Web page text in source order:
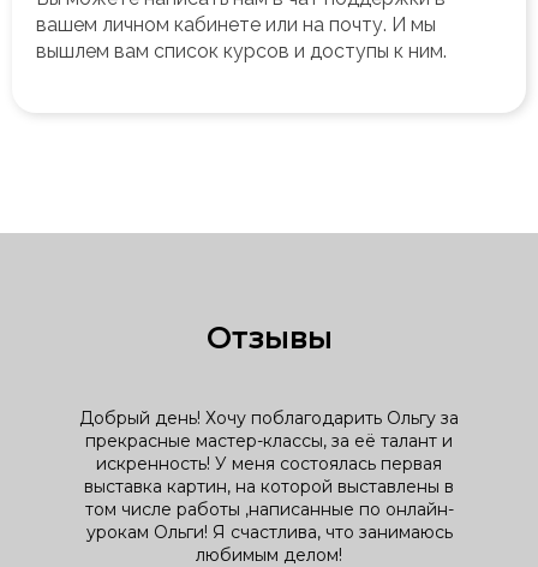
вашем личном кабинете или на почту. И мы
вышлем вам список курсов и доступы к ним.
Отзывы
Добрый день! Хочу поблагодарить Ольгу за
прекрасные мастер-классы, за её талант и
искренность! У меня состоялась первая
выставка картин, на которой выставлены в
том числе работы ,написанные по онлайн-
урокам Ольги! Я счастлива, что занимаюсь
любимым делом!